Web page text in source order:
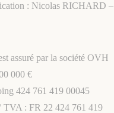
: Nicolas RICHARD –
assuré par la société OVH
000 €
424 761 419 00045
TVA : FR 22 424 761 419